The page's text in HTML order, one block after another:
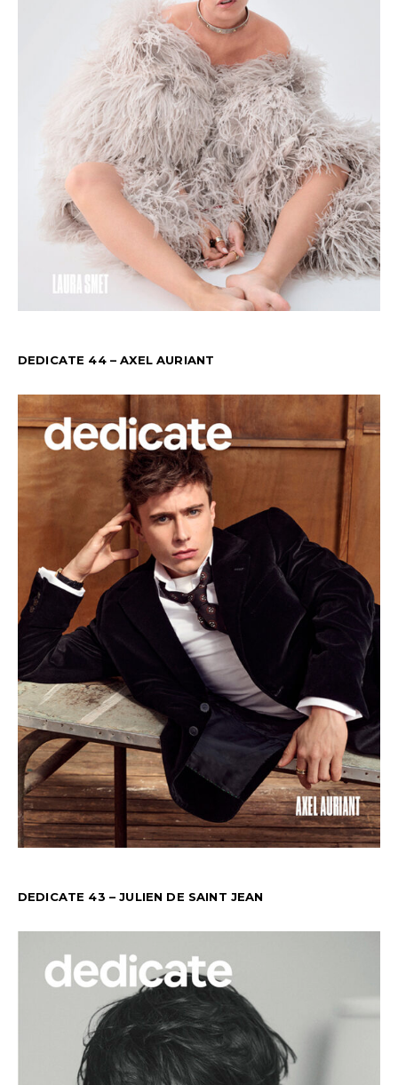
DEDICATE 44 – AXEL AURIANT
DEDICATE 43 – JULIEN DE SAINT JEAN